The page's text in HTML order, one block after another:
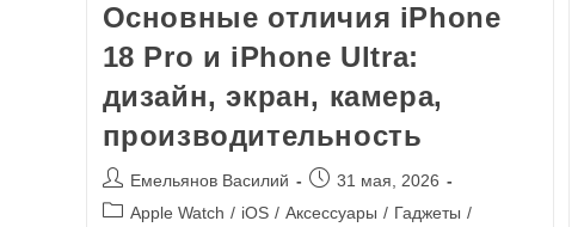
Основные отличия iPhone
18 Pro и iPhone Ultra:
дизайн, экран, камера,
производительность
Емельянов Василий
31 мая, 2026
Apple Watch / iOS / Аксессуары / Гаджеты /